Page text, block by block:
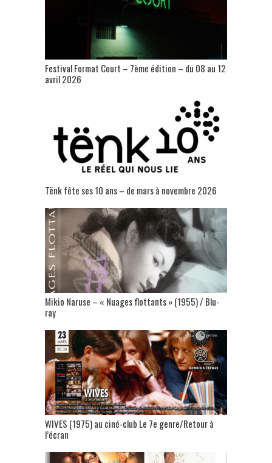
Festival Format Court – 7ème édition – du 08 au 12
avril 2026
Tënk fête ses 10 ans – de mars à novembre 2026
Mikio Naruse – « Nuages flottants » (1955) / Blu-
ray
WIVES (1975) au ciné-club Le 7e genre/Retour à
l’écran